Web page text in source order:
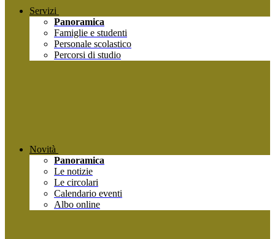
Servizi
Panoramica
Famiglie e studenti
Personale scolastico
Percorsi di studio
Novità
Panoramica
Le notizie
Le circolari
Calendario eventi
Albo online